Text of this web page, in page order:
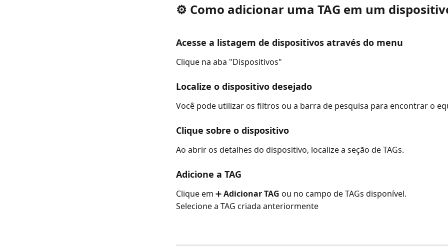
⚙️ Como adicionar uma TAG em um
Acesse a listagem de dispositivos através do menu
Clique na aba "Dispositivos"
Localize o dispositivo desejado
Você pode utilizar os filtros ou a barra de pesquisa para encontrar o
Clique sobre o dispositivo
Ao abrir os detalhes do dispositivo, localize a seção de TAGs.
Adicione a TAG
Clique em ➕ Adicionar TAG ou no campo de TAGs disponível.
Selecione a TAG criada anteriormente